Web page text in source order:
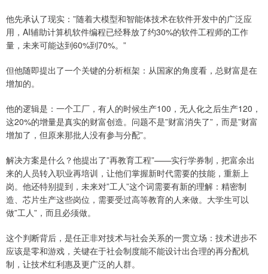
他先承认了现实：”随着大模型和智能体技术在软件开发中的广泛应
用，AI辅助计算机软件编程已经释放了约30%的软件工程师的工作
量，未来可能达到60%到70%。”
但他随即提出了一个关键的分析框架：从国家的角度看，总财富是在
增加的。
他的逻辑是：一个工厂，有人的时候生产100，无人化之后生产120，
这20%的增量是真实的财富创造。问题不是”财富消失了”，而是”财富
增加了，但原来那批人没有参与分配”。
解决方案是什么？他提出了”再教育工程”——实行学券制，把富余出
来的人员转入职业再培训，让他们掌握新时代需要的技能，重新上
岗。他还特别提到，未来对”工人”这个词需要有新的理解：精密制
造、芯片生产这些岗位，需要受过高等教育的人来做。大学生可以
做”工人”，而且必须做。
这个判断背后，是任正非对技术与社会关系的一贯立场：技术进步不
应该是零和游戏，关键在于社会制度能不能设计出合理的再分配机
制，让技术红利惠及更广泛的人群。